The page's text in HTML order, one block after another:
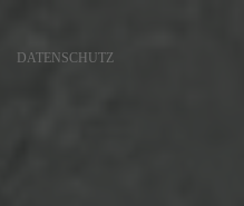
DATENSCHUTZ